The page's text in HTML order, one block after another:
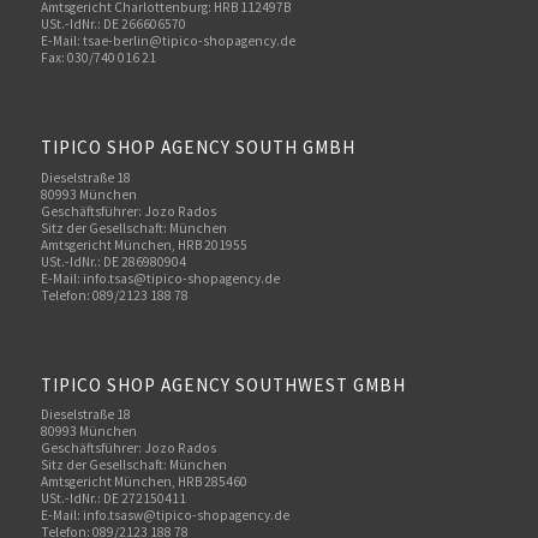
Amtsgericht Charlottenburg: HRB 112497B
USt.-IdNr.: DE 266606570
E-Mail: tsae-berlin@tipico-shopagency.de
Fax: 030/740 016 21
TIPICO SHOP AGENCY SOUTH GMBH
Dieselstraße 18
80993 München
Geschäftsführer: Jozo Rados
Sitz der Gesellschaft: München
Amtsgericht München, HRB 201955
USt.-IdNr.: DE 286980904
E-Mail: info.tsas@tipico-shopagency.de
Telefon: 089/2123 188 78
TIPICO SHOP AGENCY SOUTHWEST GMBH
Dieselstraße 18
80993 München
Geschäftsführer: Jozo Rados
Sitz der Gesellschaft: München
Amtsgericht München, HRB 285460
USt.-IdNr.: DE 272150411
E-Mail: info.tsasw@tipico-shopagency.de
Telefon: 089/2123 188 78